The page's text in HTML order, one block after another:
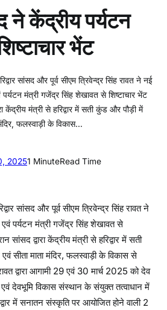
ने केंद्रीय पर्यटन
भेंट
सांसद और पूर्व सीएम त्रिवेन्द्र सिंह रावत ने नई
मंत्री गजेंद्र सिंह शेखावत से शिष्टाचार भेंट
केंद्रीय मंत्री से हरिद्वार में सती कुंड और पौड़ी में
मंदिर, फलस्वाड़ी के विकास…
20251 MinuteRead Time
सांसद और पूर्व सीएम त्रिवेन्द्र सिंह रावत ने
पर्यटन मंत्री गजेंद्र सिंह शेखावत से
सांसद द्वारा केंद्रीय मंत्री से हरिद्वार में सती
सीता माता मंदिर, फलस्वाड़ी के विकास से
द्वारा आगामी 29 एवं 30 मार्च 2025 को देव
एवं देवभूमि विकास संस्थान के संयुक्त तत्वाधान में
में सनातन संस्कृति पर आयोजित होने वाली 2